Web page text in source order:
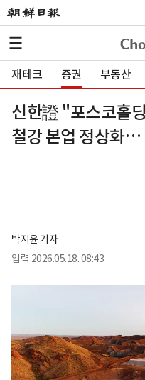
재테크 증권 부동산
신한證 "포스코홀
철강 본업 정상화
박지윤 기자
입력 2026.05.18. 08:43